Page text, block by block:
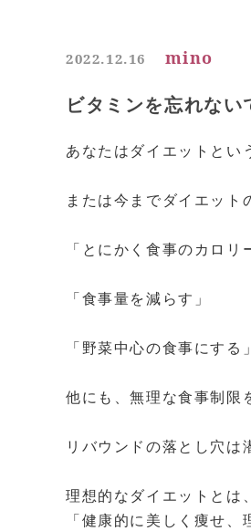
2022.12.16 mino
ビタミンを忘れない
あなたはダイエットとい
または今までダイエット
「とにかく食事のカロリ
「食事量を減らす」
「野菜中心の食事にする」
他にも、無理な食事制限
リバウンドの落とし穴は
理想的なダイエットとは、
「健康的に美しく痩せ、